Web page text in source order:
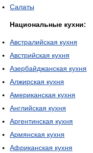
Салаты
Национальные кухни:
Австралийская кухня
Австрийская кухня
Азербайджанская кухня
Алжирская кухня
Американская кухня
Английская кухня
Аргентинская кухня
Армянская кухня
Африканская кухня